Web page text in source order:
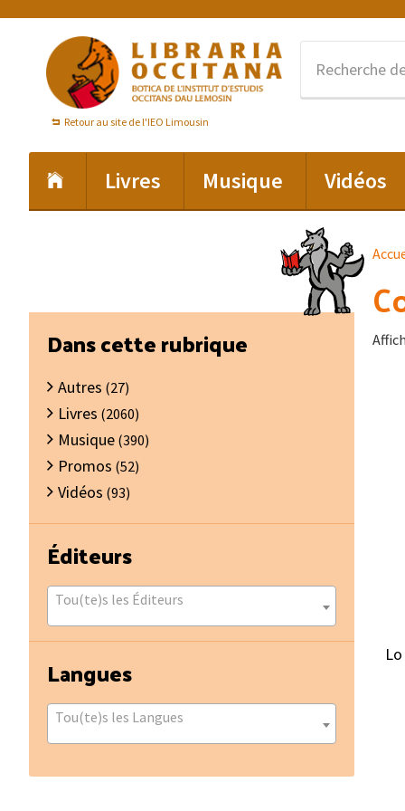
navigation
principale
contenu
principal
Retour au site de l'IEO Limousin
Livres Musique Vidéos
Barre
latérale
principale
Dans cette rubrique
Autres (27)
Livres (2060)
Musique (390)
Promos (52)
Vidéos (93)
Éditeurs
Tou(te)s les Éditeurs
Langues
Tou(te)s les Langues